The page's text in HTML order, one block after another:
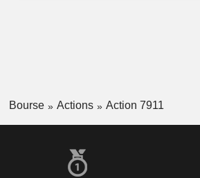
Bourse Actions Action 7911